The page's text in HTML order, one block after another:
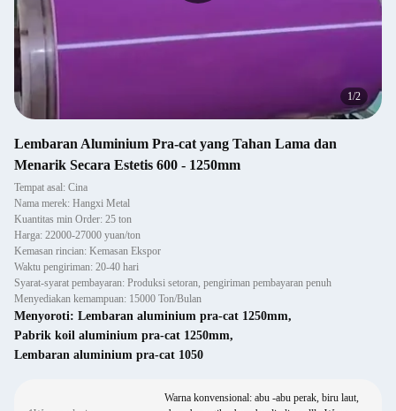
1/2
Lembaran Aluminium Pra-cat yang Tahan Lama dan
Menarik Secara Estetis 600 - 1250mm
Tempat asal: Cina
Nama merek: Hangxi Metal
Kuantitas min Order: 25 ton
Harga: 22000-27000 yuan/ton
Kemasan rincian: Kemasan Ekspor
Waktu pengiriman: 20-40 hari
Syarat-syarat pembayaran: Produksi setoran, pengiriman pembayaran penuh
Menyediakan kemampuan: 15000 Ton/Bulan
Menyoroti: Lembaran aluminium pra-cat 1250mm,
Pabrik koil aluminium pra-cat 1250mm,
Lembaran aluminium pra-cat 1050
Warna konvensional: abu -abu perak, biru laut,